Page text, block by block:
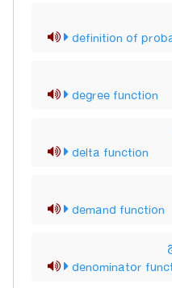
definition of
degree function
delta function
demand function
denominator